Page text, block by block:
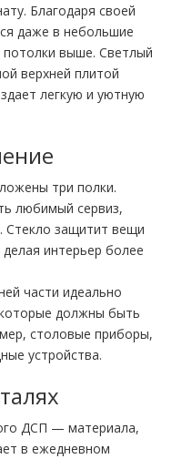
Благодаря своей
даже в небольшие
потолки выше. Светлый
верхней плитой
легкую и уютную
три полки.
любимый сервиз,
Стекло защитит вещи
интерьер более
части идеально
должны быть
столовые приборы,
устройства.
ДСП — материала,
в ежедневном